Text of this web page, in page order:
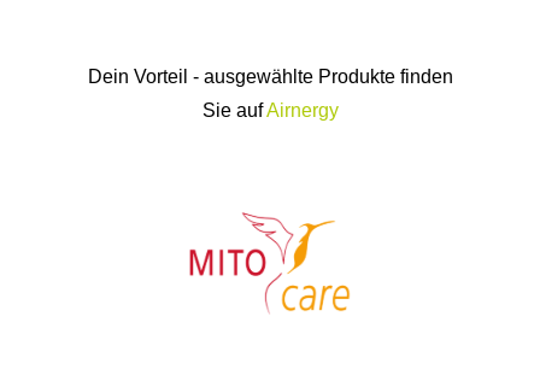
Dein Vorteil - ausgewählte Produkte finden
Sie aufAirnergy